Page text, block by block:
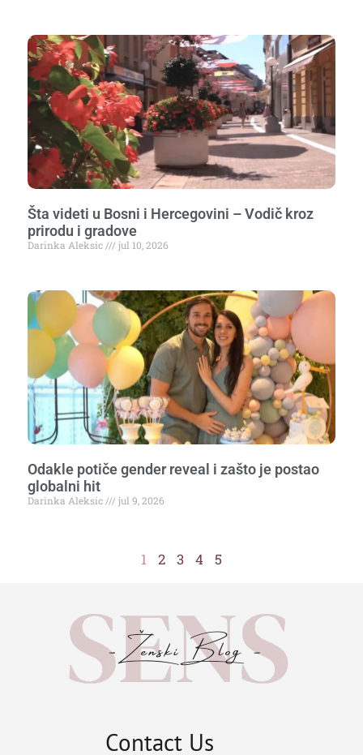
Šta videti u Bosni i Hercegovini – Vodič kroz
prirodu i gradove
Darinka Aleksic jul 10, 2026
Odakle potiče gender reveal i zašto je postao
globalni hit
Darinka Aleksic jul 9, 2026
1 2 3 4 5
Contact Us